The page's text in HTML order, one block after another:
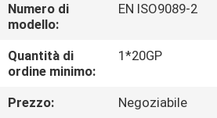
GIRO
DELLA
FABBRICA
Numero di
modello:
EN ISO9089-2
Quantità di
ordine minimo:
1*20GP
Prezzo:
Negoziabile